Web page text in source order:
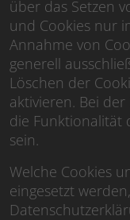
über das Setzen
und Cookies nur
Annahme von
generell
Löschen der
aktivieren. Bei
die Funktionalität
sein.
Welche Cookies
eingesetzt